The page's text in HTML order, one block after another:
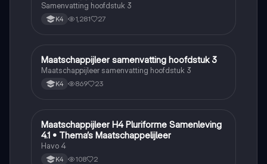
Samenvatting hoofdstuk 3
K4 1,281 27
Maatschappijleer
Maatschappijleer samenvatting hoofdstuk 3
Maatschappijleer samenvatting hoofdstuk 3
K4 869 23
Maatschappijleer
Maatschappijleer H4 Pluriforme Samenleving
4.1 • Thema’s Maatschappelijleer
Havo 4
K4 108 2